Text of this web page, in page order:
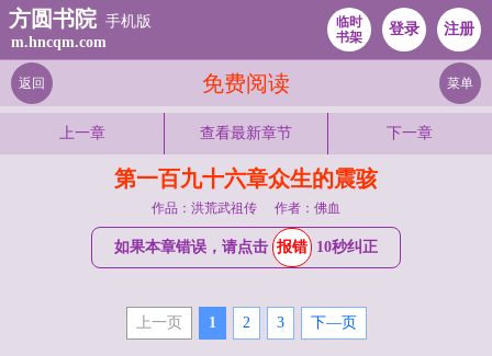
方圆书院 手机版
m.hncqm.com
临时
书架
登录 注册
免费阅读
返回 菜单
上一章 查看最新章节 下一章
第一百九十六章众生的震骇
作品：洪荒武祖传 作者：佛血
如果本章错误，请点击 报错 10秒纠正
上一页 1 2 3 下—页